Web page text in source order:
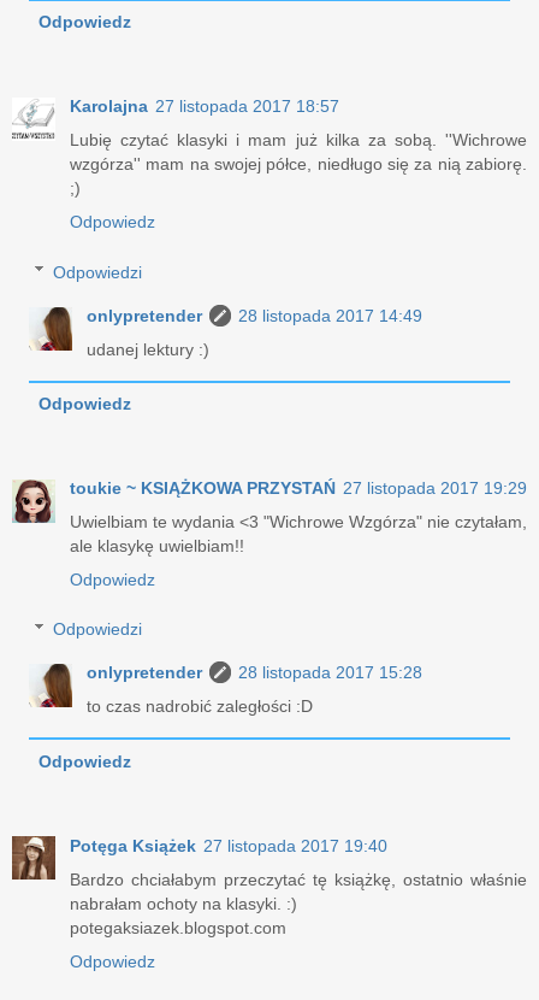
Odpowiedz
Karolajna 27 listopada 2017 18:57
Lubię czytać klasyki i mam już kilka za sobą. ''Wichrowe
wzgórza'' mam na swojej półce, niedługo się za nią zabiorę.
;)
Odpowiedz
Odpowiedzi
onlypretender
28 listopada 2017 14:49
udanej lektury :)
Odpowiedz
toukie ~ KSIĄŻKOWA PRZYSTAŃ 27 listopada 2017 19:29
Uwielbiam te wydania <3 "Wichrowe Wzgórza" nie czytałam,
ale klasykę uwielbiam!!
Odpowiedz
Odpowiedzi
onlypretender
28 listopada 2017 15:28
to czas nadrobić zaległości :D
Odpowiedz
Potęga Książek 27 listopada 2017 19:40
Bardzo chciałabym przeczytać tę książkę, ostatnio właśnie
nabrałam ochoty na klasyki. :)
potegaksiazek.blogspot.com
Odpowiedz